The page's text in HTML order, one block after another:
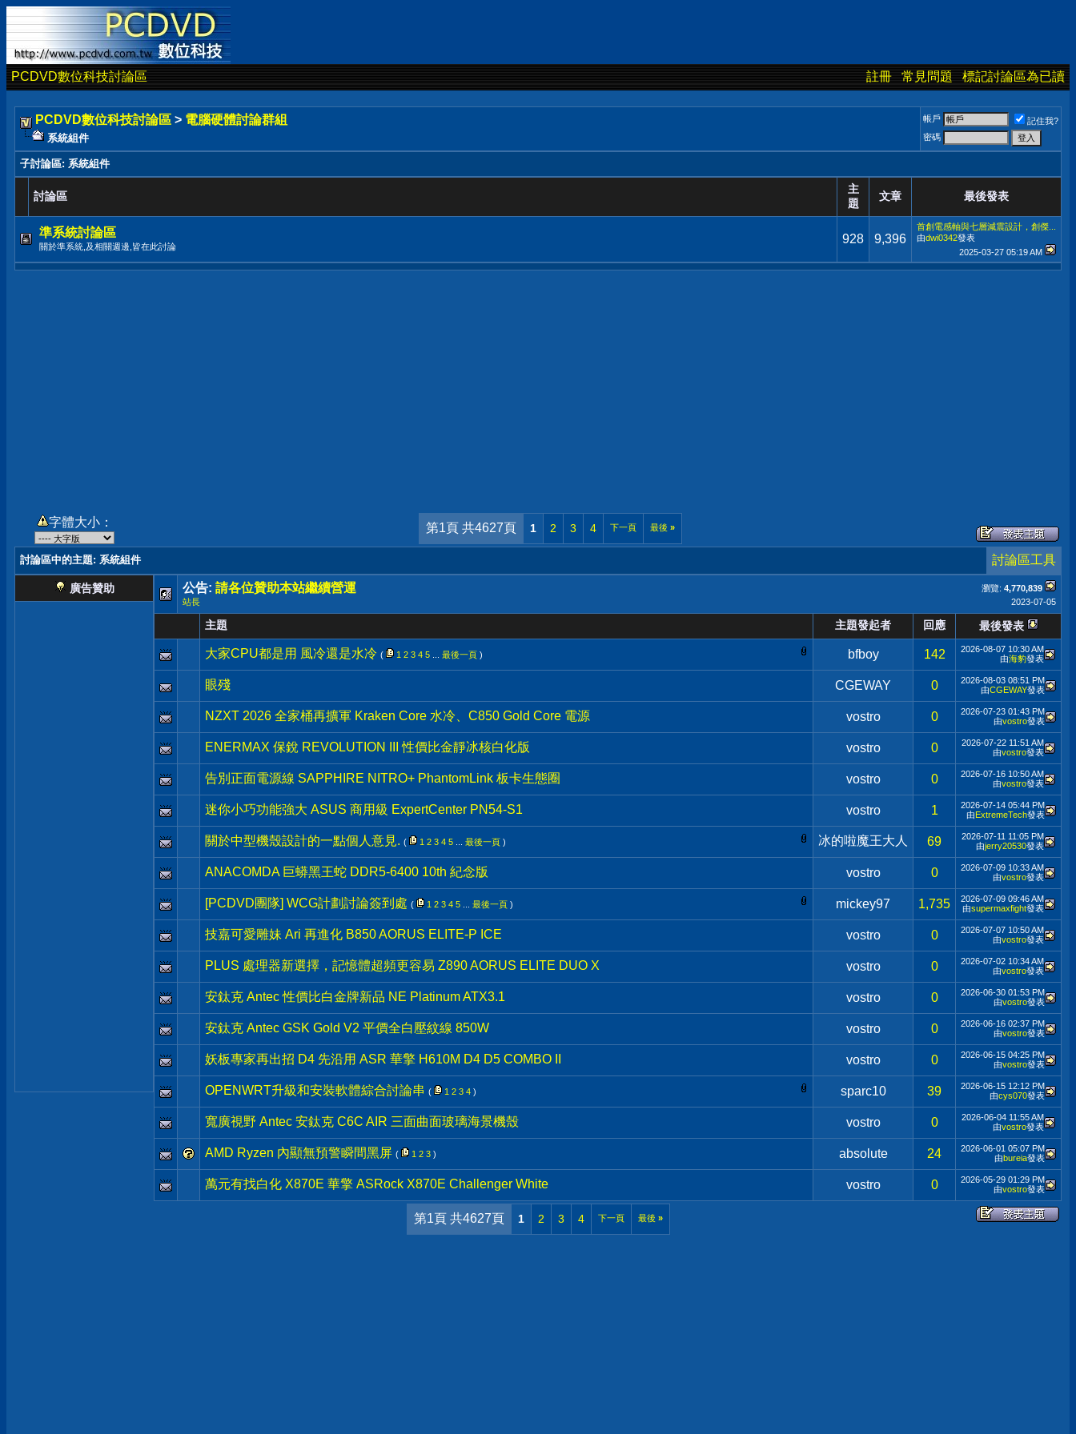
PCDVD數位科技討論區 註冊 常見問題 標記討論區為已讀
PCDVD數位科技討論區 > 電腦硬體討論群組
系統組件
帳戶
記住我?
密碼
子討論區: 系統組件
討論區
主
題
文章 最後發表
準系統討論區
關於準系統,及相關週邊,皆在此討論
928 9,396
首創電感軸與七層減震設計，創傑...
由dwi0342發表
2025-03-27 05:19 AM
字體大小： 第1頁 共4627頁 1 2 3 4 下一頁 最後 »
討論區中的主題: 系統組件 討論區工具
廣告贊助 瀏覽: 4,770,839
公告: 請各位贊助本站繼續營運
2023-07-05
站長
主題 主題發起者 回應 最後發表
大家CPU都是用 風冷還是水冷 ( 1 2 3 4 5 最後一頁 ) bfboy 142 2026-08-07 10:30 AM
由海豹發表
眼殘 CGEWAY 0 2026-08-03 08:51 PM
由CGEWAY發表
NZXT 2026 全家桶再擴軍 Kraken Core 水冷、C850 Gold Core 電源 vostro 0 2026-07-23 01:43 PM
由vostro發表
ENERMAX 保銳 REVOLUTION III 性價比金靜冰核白化版 vostro 0 2026-07-22 11:51 AM
由vostro發表
告別正面電源線 SAPPHIRE NITRO+ PhantomLink 板卡生態圈 vostro 0 2026-07-16 10:50 AM
由vostro發表
迷你小巧功能強大 ASUS 商用級 ExpertCenter PN54-S1 vostro 1 2026-07-14 05:44 PM
由ExtremeTech發表
關於中型機殼設計的一點個人意見. ( 1 2 3 4 5 最後一頁 ) 冰的啦魔王大人 69 2026-07-11 11:05 PM
由jerry20530發表
ANACOMDA 巨蟒黑王蛇 DDR5-6400 10th 紀念版 vostro 0 2026-07-09 10:33 AM
由vostro發表
[PCDVD團隊] WCG計劃討論簽到處 ( 1 2 3 4 5 最後一頁 ) mickey97 1,735 2026-07-09 09:46 AM
由supermaxfight發表
技嘉可愛雕妹 Ari 再進化 B850 AORUS ELITE-P ICE vostro 0 2026-07-07 10:50 AM
由vostro發表
PLUS 處理器新選擇，記憶體超頻更容易 Z890 AORUS ELITE DUO X vostro 0 2026-07-02 10:34 AM
由vostro發表
安鈦克 Antec 性價比白金牌新品 NE Platinum ATX3.1 vostro 0 2026-06-30 01:53 PM
由vostro發表
安鈦克 Antec GSK Gold V2 平價全白壓紋線 850W vostro 0 2026-06-16 02:37 PM
由vostro發表
妖板專家再出招 D4 先沿用 ASR 華擎 H610M D4 D5 COMBO II vostro 0 2026-06-15 04:25 PM
由vostro發表
OPENWRT升級和安裝軟體綜合討論串 ( 1 2 3 4 ) sparc10 39 2026-06-15 12:12 PM
由cys070發表
寬廣視野 Antec 安鈦克 C6C AIR 三面曲面玻璃海景機殼 vostro 0 2026-06-04 11:55 AM
由vostro發表
AMD Ryzen 內顯無預警瞬間黑屏 ( 1 2 3 ) absolute 24 2026-06-01 05:07 PM
由bureia發表
萬元有找白化 X870E 華擎 ASRock X870E Challenger White vostro 0 2026-05-29 01:29 PM
由vostro發表
第1頁 共4627頁 1 2 3 4 下一頁 最後 »